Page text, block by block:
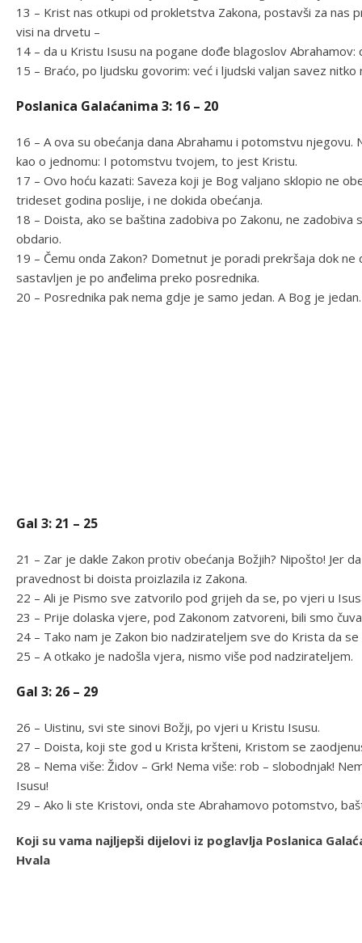
13 – Krist nas otkupi od prokletstva Zakona, postavši za
visi na drvetu –
14 – da u Kristu Isusu na pogane dođe blagoslov
15 – Braćo, po ljudsku govorim: već i ljudski valjan savez
Poslanica Galaćanima 3: 16 – 20
16 – A ova su obećanja dana Abrahamu i potomstvu njegovu.
kao o jednomu: I potomstvu tvojem, to jest Kristu.
17 – Ovo hoću kazati: Saveza koji je Bog valjano sklopio ne
trideset godina poslije, i ne dokida obećanja.
18 – Doista, ako se baština zadobiva po Zakonu, ne
obdario.
19 – Čemu onda Zakon? Dometnut je poradi prekršaja dok
sastavljen je po anđelima preko posrednika.
20 – Posrednika pak nema gdje je samo jedan. A Bog je jedan.
Gal 3: 21 – 25
21 – Zar je dakle Zakon protiv obećanja Božjih? Nipošto! Jer
pravednost bi doista proizlazila iz Zakona.
22 – Ali je Pismo sve zatvorilo pod grijeh da se, po vjeri u
23 – Prije dolaska vjere, pod Zakonom zatvoreni, bili smo
24 – Tako nam je Zakon bio nadzirateljem sve do Krista da
25 – A otkako je nadošla vjera, nismo više pod nadzirateljem.
Gal 3: 26 – 29
26 – Uistinu, svi ste sinovi Božji, po vjeri u Kristu Isusu.
27 – Doista, koji ste god u Krista kršteni, Kristom se
28 – Nema više: Židov – Grk! Nema više: rob – slobodnjak!
Isusu!
29 – Ako li ste Kristovi, onda ste Abrahamovo potomstvo,
Koji su vama najljepši dijelovi iz poglavlja Poslanica
Hvala